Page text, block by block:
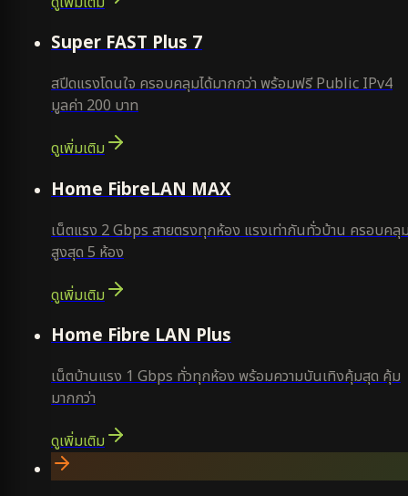
Super FAST Plus 7
สปีดแรงโดนใจ ครอบคลุมได้มากกว่า พร้อมฟรี Public IPv4
มูลค่า 200 บาท
ดูเพิ่มเติม
Home FibreLAN MAX
เน็ตแรง 2 Gbps สายตรงทุกห้อง แรงเท่ากันทั่วบ้าน ครอบคลุ
สูงสุด 5 ห้อง
ดูเพิ่มเติม
Home Fibre LAN Plus
เน็ตบ้านแรง 1 Gbps ทั่วทุกห้อง พร้อมความบันเทิงคุ้มสุด คุ้ม
มากกว่า
ดูเพิ่มเติม